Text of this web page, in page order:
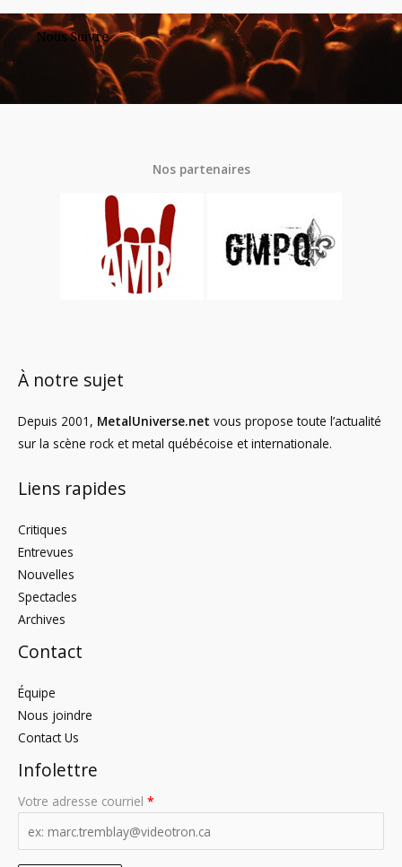
Nous Suivre
Nos partenaires
À notre sujet
Depuis 2001, MetalUniverse.net vous propose toute l’actualité
sur la scène rock et metal québécoise et internationale.
Liens rapides
Critiques
Entrevues
Nouvelles
Spectacles
Archives
Contact
Équipe
Nous joindre
Contact Us
Infolettre
Votre adresse courriel *